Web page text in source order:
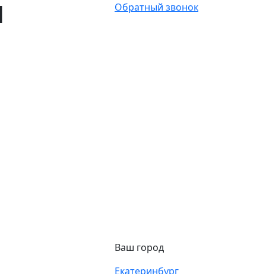
Обратный звонок
Ваш город
Екатеринбург